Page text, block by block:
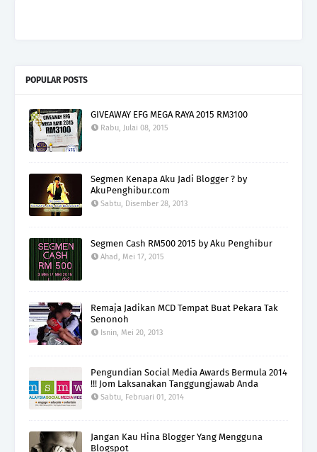
POPULAR POSTS
GIVEAWAY EFG MEGA RAYA 2015 RM3100
Rabu, Julai 08, 2015
Segmen Kenapa Aku Jadi Blogger ? by
AkuPenghibur.com
Sabtu, Disember 28, 2013
Segmen Cash RM500 2015 by Aku Penghibur
Ahad, Mei 17, 2015
Remaja Jadikan MCD Tempat Buat Pekara Tak
Senonoh
Isnin, Mei 20, 2013
Pengundian Social Media Awards Bermula 2014
!!! Jom Laksanakan Tanggungjawab Anda
Sabtu, Februari 01, 2014
Jangan Kau Hina Blogger Yang Mengguna
Blogspot